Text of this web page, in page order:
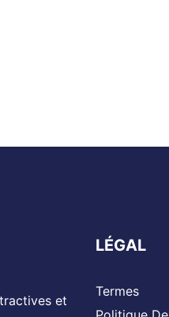
et
LÉGAL
Termes